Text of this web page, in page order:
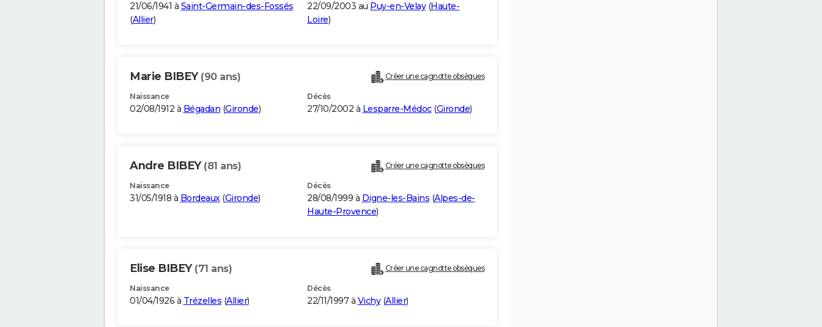
21/06/1941 à Saint-Germain-des-Fossés
(Allier)
22/09/2003 au Puy-en-Velay(Haute-
Loire)
Marie BIBEY (90 ans) Créer une cagnotte obsèques
Naissance
02/08/1912 à Bégadan (Gironde)
Décès
27/10/2002 à Lesparre-Médoc(Gironde)
Andre BIBEY (81 ans) Créer une cagnotte obsèques
Naissance
31/05/1918 à Bordeaux(Gironde)
Décès
28/08/1999 à Digne-les-Bains (Alpes-de-
Haute-Provence)
Elise BIBEY (71 ans) Créer une cagnotte obsèques
Naissance
01/04/1926 à Trézelles (Allier)
Décès
22/11/1997 à Vichy(Allier)